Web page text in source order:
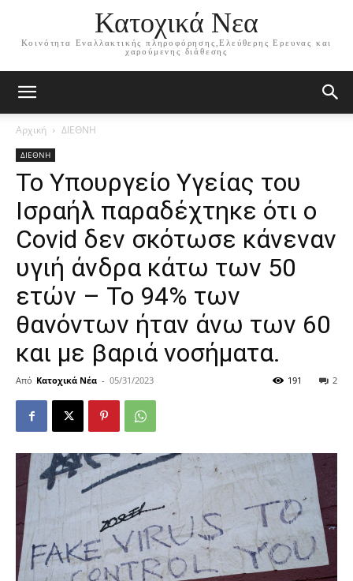
Κατοχικά Νεα
Κοινότητα Εναλλακτικής πληροφόρησης,Ελεύθερης Ερευνας και
χαρούμενης διάθεσης
Αρχική ΔΙΕΘΝΗ
ΔΙΕΘΝΗ
Το Υπουργείο Υγείας του
Ισραήλ παραδέχτηκε ότι ο
Covid δεν σκότωσε κάνεναν
υγιή άνδρα κάτω των 50
ετών – Το 94% των
θανόντων ήταν άνω των 60
και με βαριά νοσήματα.
Από Κατοχικά Νέα - 05/31/2023 2
191